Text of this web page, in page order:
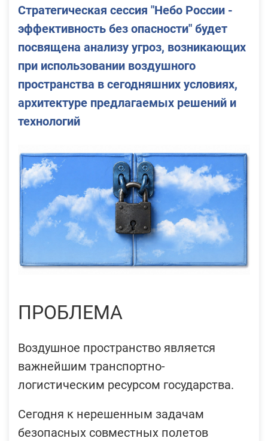
Стратегическая сессия "Небо России -
эффективность без опасности" будет
посвящена анализу угроз, возникающих
при использовании воздушного
пространства в сегодняшних условиях,
архитектуре предлагаемых решений и
технологий
ПРОБЛЕМА
Воздушное пространство является
важнейшим транспортно-
логистическим ресурсом государства.
Сегодня к нерешенным задачам
безопасных совместных полетов